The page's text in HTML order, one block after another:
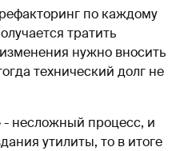
по каждому
тратить
нужно вносить
технический долг не
- несложный процесс, и
утилиты, то в итоге